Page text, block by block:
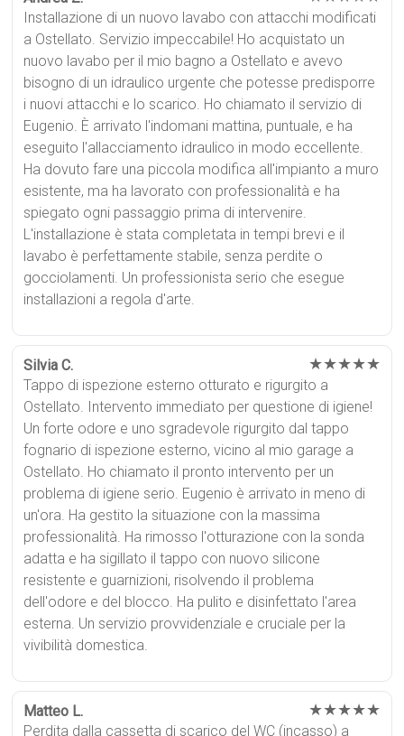
Installazione di un nuovo lavabo con attacchi modificati
a Ostellato. Servizio impeccabile! Ho acquistato un
nuovo lavabo per il mio bagno a Ostellato e avevo
bisogno di un idraulico urgente che potesse predisporre
i nuovi attacchi e lo scarico. Ho chiamato il servizio di
Eugenio. È arrivato l'indomani mattina, puntuale, e ha
eseguito l'allacciamento idraulico in modo eccellente.
Ha dovuto fare una piccola modifica all'impianto a muro
esistente, ma ha lavorato con professionalità e ha
spiegato ogni passaggio prima di intervenire.
L'installazione è stata completata in tempi brevi e il
lavabo è perfettamente stabile, senza perdite o
gocciolamenti. Un professionista serio che esegue
installazioni a regola d'arte.
Silvia C. ★★★★★
Tappo di ispezione esterno otturato e rigurgito a
Ostellato. Intervento immediato per questione di igiene!
Un forte odore e uno sgradevole rigurgito dal tappo
fognario di ispezione esterno, vicino al mio garage a
Ostellato. Ho chiamato il pronto intervento per un
problema di igiene serio. Eugenio è arrivato in meno di
un'ora. Ha gestito la situazione con la massima
professionalità. Ha rimosso l'otturazione con la sonda
adatta e ha sigillato il tappo con nuovo silicone
resistente e guarnizioni, risolvendo il problema
dell'odore e del blocco. Ha pulito e disinfettato l'area
esterna. Un servizio provvidenziale e cruciale per la
vivibilità domestica.
Matteo L. ★★★★★
Perdita dalla cassetta di scarico del WC (incasso) a